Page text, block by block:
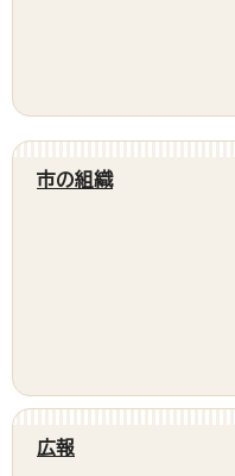
市の組織
広報